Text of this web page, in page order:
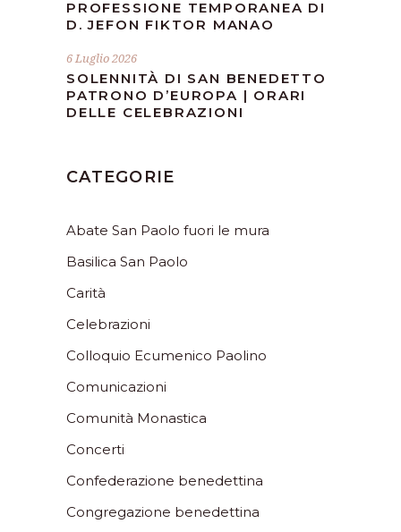
PROFESSIONE TEMPORANEA DI
D. JEFON FIKTOR MANAO
6 Luglio 2026
SOLENNITÀ DI SAN BENEDETTO
PATRONO D’EUROPA | ORARI
DELLE CELEBRAZIONI
CATEGORIE
Abate San Paolo fuori le mura
Basilica San Paolo
Carità
Celebrazioni
Colloquio Ecumenico Paolino
Comunicazioni
Comunità Monastica
Concerti
Confederazione benedettina
Congregazione benedettina